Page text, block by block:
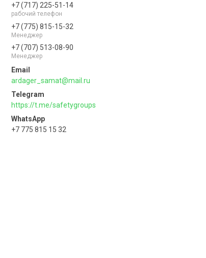
+7 (717) 225-51-14
рабочий телефон
+7 (775) 815-15-32
Менеджер
+7 (707) 513-08-90
Менеджер
ardager_samat@mail.ru
https://t.me/safetygroups
+7 775 815 15 32